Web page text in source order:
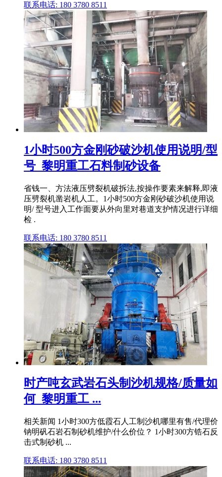
联系电话: 180 3780 8511
1小时500方金刚砂破沙机使用说明/型
号_黎明重工石料制砂设备
省钱一、方法液压劈裂机破拆法,按操作要素来解释,即液
压劈裂机凿岩机人工。1小时500方金刚砂破沙机使用说
明/ 型号进入工作面要从外向里对巷道支护情况进行详细
检 .
联系电话: 180 3780 8511
时产吨玄武岩石头制沙机规格/质量如
何_黎明重工 ...
相关新闻 1小时300方低霞石人工制沙机哪里有售/代理价
钠明矾石岩石制砂机维护/什么价位？ 1小时300方锆石反
击式制砂机 ...
联系电话: 180 3780 8511